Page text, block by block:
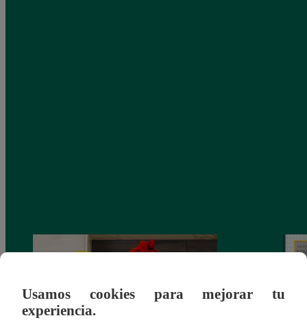
Usamos cookies para mejorar tu
experiencia.